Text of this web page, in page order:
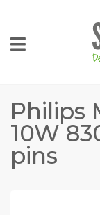
Philips
10W
pins